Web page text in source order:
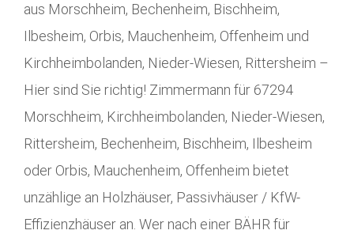
aus Morschheim, Bechenheim, Bischheim,
Ilbesheim, Orbis, Mauchenheim, Offenheim und
Kirchheimbolanden, Nieder-Wiesen, Rittersheim –
Hier sind Sie richtig! Zimmermann für 67294
Morschheim, Kirchheimbolanden, Nieder-Wiesen,
Rittersheim, Bechenheim, Bischheim, Ilbesheim
oder Orbis, Mauchenheim, Offenheim bietet
unzählige an Holzhäuser, Passivhäuser / KfW-
Effizienzhäuser an. Wer nach einer BÄHR für